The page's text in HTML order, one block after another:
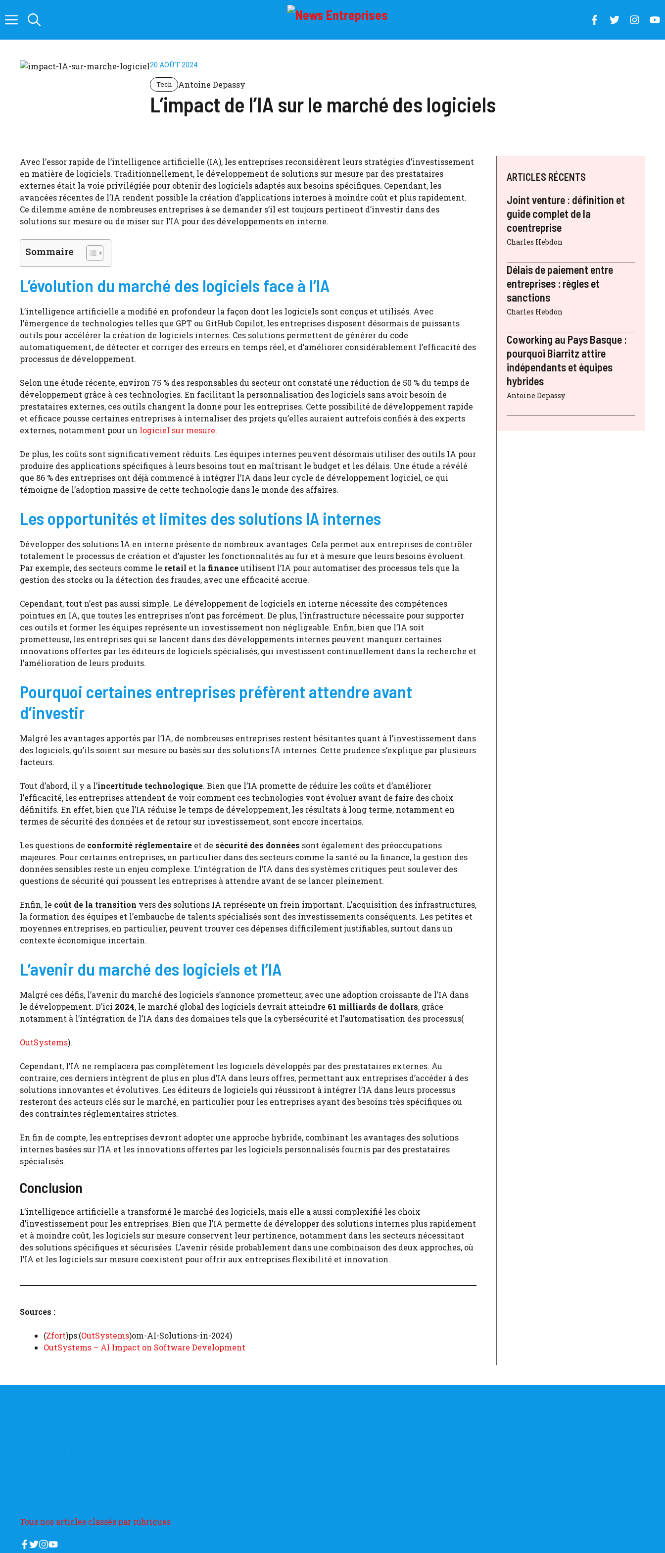
au
20 AOÛT 2024
Tech Antoine Depassy
L’impact de l’IA sur le marché des logiciels
Avec l’essor rapide de l’intelligence artificielle (IA), les entreprises reconsidèrent leurs stratégies d’investissement
en matière de logiciels. Traditionnellement, le développement de solutions sur mesure par des prestataires
externes était la voie privilégiée pour obtenir des logiciels adaptés aux besoins spécifiques. Cependant, les
avancées récentes de l’IA rendent possible la création d’applications internes à moindre coût et plus rapidement.
Ce dilemme amène de nombreuses entreprises à se demander s’il est toujours pertinent d’investir dans des
solutions sur mesure ou de miser sur l’IA pour des développements en interne.
Sommaire
L’évolution du marché des logiciels face à l’IA
L’intelligence artificielle a modifié en profondeur la façon dont les logiciels sont conçus et utilisés. Avec
l’émergence de technologies telles que GPT ou GitHub Copilot, les entreprises disposent désormais de puissants
outils pour accélérer la création de logiciels internes. Ces solutions permettent de générer du code
automatiquement, de détecter et corriger des erreurs en temps réel, et d’améliorer considérablement l’efficacité des
processus de développement.
Selon une étude récente, environ 75 % des responsables du secteur ont constaté une réduction de 50 % du temps de
développement grâce à ces technologies. En facilitant la personnalisation des logiciels sans avoir besoin de
prestataires externes, ces outils changent la donne pour les entreprises. Cette possibilité de développement rapide
et efficace pousse certaines entreprises à internaliser des projets qu’elles auraient autrefois confiés à des experts
externes, notamment pour un logiciel sur mesure.
De plus, les coûts sont significativement réduits. Les équipes internes peuvent désormais utiliser des outils IA pour
produire des applications spécifiques à leurs besoins tout en maîtrisant le budget et les délais. Une étude a révélé
que 86 % des entreprises ont déjà commencé à intégrer l’IA dans leur cycle de développement logiciel, ce qui
témoigne de l’adoption massive de cette technologie dans le monde des affaires.
Les opportunités et limites des solutions IA internes
Développer des solutions IA en interne présente de nombreux avantages. Cela permet aux entreprises de contrôler
totalement le processus de création et d’ajuster les fonctionnalités au fur et à mesure que leurs besoins évoluent.
Par exemple, des secteurs comme le retail et la financeutilisent l’IA pour automatiser des processus tels que la
gestion des stocks ou la détection des fraudes, avec une efficacité accrue.
Cependant, tout n’est pas aussi simple. Le développement de logiciels en interne nécessite des compétences
pointues en IA, que toutes les entreprises n’ont pas forcément. De plus, l’infrastructure nécessaire pour supporter
ces outils et former les équipes représente un investissement non négligeable. Enfin, bien que l’IA soit
prometteuse, les entreprises qui se lancent dans des développements internes peuvent manquer certaines
innovations offertes par les éditeurs de logiciels spécialisés, qui investissent continuellement dans la recherche et
l’amélioration de leurs produits.
Pourquoi certaines entreprises préfèrent attendre avant
d’investir
Malgré les avantages apportés par l’IA, de nombreuses entreprises restent hésitantes quant à l’investissement dans
des logiciels, qu’ils soient sur mesure ou basés sur des solutions IA internes. Cette prudence s’explique par plusieurs
facteurs.
Tout d’abord, il y a l’incertitude technologique. Bien que l’IA promette de réduire les coûts et d’améliorer
l’efficacité, les entreprises attendent de voir comment ces technologies vont évoluer avant de faire des choix
définitifs. En effet, bien que l’IA réduise le temps de développement, les résultats à long terme, notamment en
termes de sécurité des données et de retour sur investissement, sont encore incertains.
Les questions de conformité réglementaire et de sécurité des données sont également des préoccupations
majeures. Pour certaines entreprises, en particulier dans des secteurs comme la santé ou la finance, la gestion des
données sensibles reste un enjeu complexe. L’intégration de l’IA dans des systèmes critiques peut soulever des
questions de sécurité qui poussent les entreprises à attendre avant de se lancer pleinement.
Enfin, le coût de la transition vers des solutions IA représente un frein important. L’acquisition des infrastructures,
la formation des équipes et l’embauche de talents spécialisés sont des investissements conséquents. Les petites et
moyennes entreprises, en particulier, peuvent trouver ces dépenses difficilement justifiables, surtout dans un
contexte économique incertain.
L’avenir du marché des logiciels et l’IA
Malgré ces défis, l’avenir du marché des logiciels s’annonce prometteur, avec une adoption croissante de l’IA dans
le développement. D’ici 2024, le marché global des logiciels devrait atteindre 61 milliards de dollars, grâce
notamment à l’intégration de l’IA dans des domaines tels que la cybersécurité et l’automatisation des processus​(
OutSystems).
Cependant, l’IA ne remplacera pas complètement les logiciels développés par des prestataires externes. Au
contraire, ces derniers intègrent de plus en plus d’IA dans leurs offres, permettant aux entreprises d’accéder à des
solutions innovantes et évolutives. Les éditeurs de logiciels qui réussiront à intégrer l’IA dans leurs processus
resteront des acteurs clés sur le marché, en particulier pour les entreprises ayant des besoins très spécifiques ou
des contraintes réglementaires strictes.
En fin de compte, les entreprises devront adopter une approche hybride, combinant les avantages des solutions
internes basées sur l’IA et les innovations offertes par les logiciels personnalisés fournis par des prestataires
spécialisés.
Conclusion
L’intelligence artificielle a transformé le marché des logiciels, mais elle a aussi complexifié les choix
d’investissement pour les entreprises. Bien que l’IA permette de développer des solutions internes plus rapidement
et à moindre coût, les logiciels sur mesure conservent leur pertinence, notamment dans les secteurs nécessitant
des solutions spécifiques et sécurisées. L’avenir réside probablement dans une combinaison des deux approches, où
l’IA et les logiciels sur mesure coexistent pour offrir aux entreprises flexibilité et innovation.
Sources :
(Zfort)ps:​(OutSystems)om-AI-Solutions-in-2024)
OutSystems – AI Impact on Software Development
ARTICLES RÉCENTS
Joint venture : définition et
guide complet de la
coentreprise
Charles Hebdon
Délais de paiement entre
entreprises : règles et
sanctions
Charles Hebdon
Coworking au Pays Basque :
pourquoi Biarritz attire
indépendants et équipes
hybrides
Antoine Depassy
Tous nos articles classés par rubriques